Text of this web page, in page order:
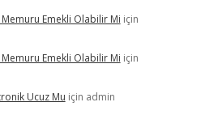
Memuru Emekli Olabilir Mi için
Memuru Emekli Olabilir Mi için
Ucuz Mu için admin